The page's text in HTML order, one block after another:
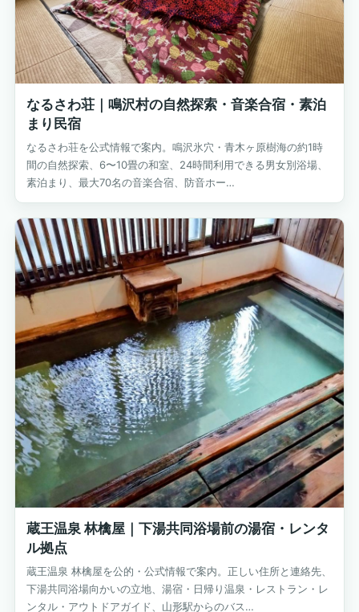
なるさわ荘｜鳴沢村の自然探索・音楽合宿・素泊
まり民宿
なるさわ荘を公式情報で案内。鳴沢氷穴・青木ヶ原樹海の約1時
間の自然探索、6〜10畳の和室、24時間利用できる男女別浴場、
素泊まり、最大70名の音楽合宿、防音ホー…
蔵王温泉 林檎屋｜下湯共同浴場前の湯宿・レンタ
ル拠点
蔵王温泉 林檎屋を公的・公式情報で案内。正しい住所と連絡先、
下湯共同浴場向かいの立地、湯宿・日帰り温泉・レストラン・レ
ンタル・アウトドアガイド、山形駅からのバス…